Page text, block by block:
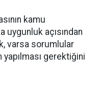
kamu
açısından
varsa sorumlular
gerektiğini